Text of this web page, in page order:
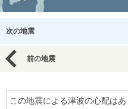
次の地震
前の地震
この地震による津波の心配はあ